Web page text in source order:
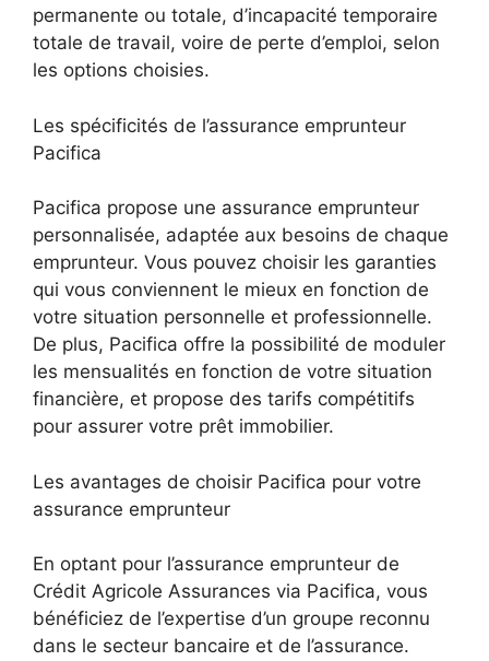
permanente ou totale, d’incapacité temporaire
totale de travail, voire de perte d’emploi, selon
les options choisies.
Les spécificités de l’assurance emprunteur
Pacifica
Pacifica propose une assurance emprunteur
personnalisée, adaptée aux besoins de chaque
emprunteur. Vous pouvez choisir les garanties
qui vous conviennent le mieux en fonction de
votre situation personnelle et professionnelle.
De plus, Pacifica offre la possibilité de moduler
les mensualités en fonction de votre situation
financière, et propose des tarifs compétitifs
pour assurer votre prêt immobilier.
Les avantages de choisir Pacifica pour votre
assurance emprunteur
En optant pour l’assurance emprunteur de
Crédit Agricole Assurances via Pacifica, vous
bénéficiez de l’expertise d’un groupe reconnu
dans le secteur bancaire et de l’assurance.